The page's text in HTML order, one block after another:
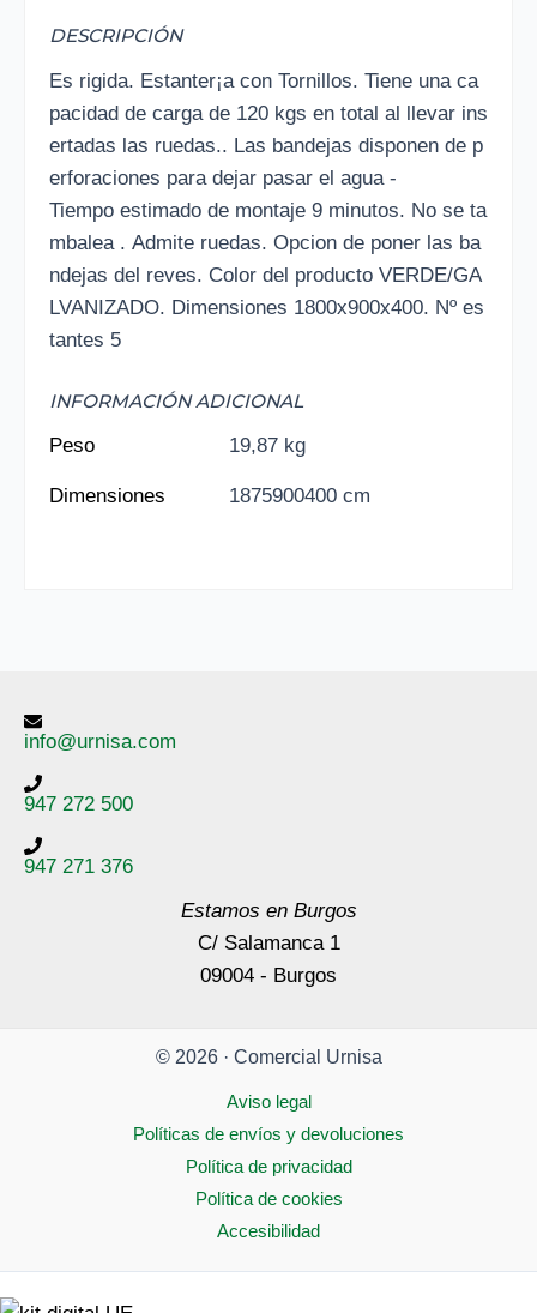
DESCRIPCIÓN
Es rigida. Estanter¡a con Tornillos. Tiene una ca
pacidad de carga de 120 kgs en total al llevar ins
ertadas las ruedas.. Las bandejas disponen de p
erforaciones para dejar pasar el agua -
Tiempo estimado de montaje 9 minutos. No se ta
mbalea . Admite ruedas. Opcion de poner las ba
ndejas del reves. Color del producto VERDE/GA
LVANIZADO. Dimensiones 1800x900x400. Nº es
tantes 5
INFORMACIÓN ADICIONAL
Peso
19,87 kg
Dimensiones 1875900400 cm
info@urnisa.com
947 272 500
947 271 376
Estamos en Burgos
C/ Salamanca 1
09004 - Burgos
© 2026 · Comercial Urnisa
Aviso legal
Políticas de envíos y devoluciones
Política de privacidad
Política de cookies
Accesibilidad